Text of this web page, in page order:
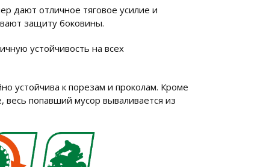
дают отличное тяговое усилие и
защиту боковины.
устойчивость на всех
устойчива к порезам и проколам. Кроме
весь попавший мусор вываливается из